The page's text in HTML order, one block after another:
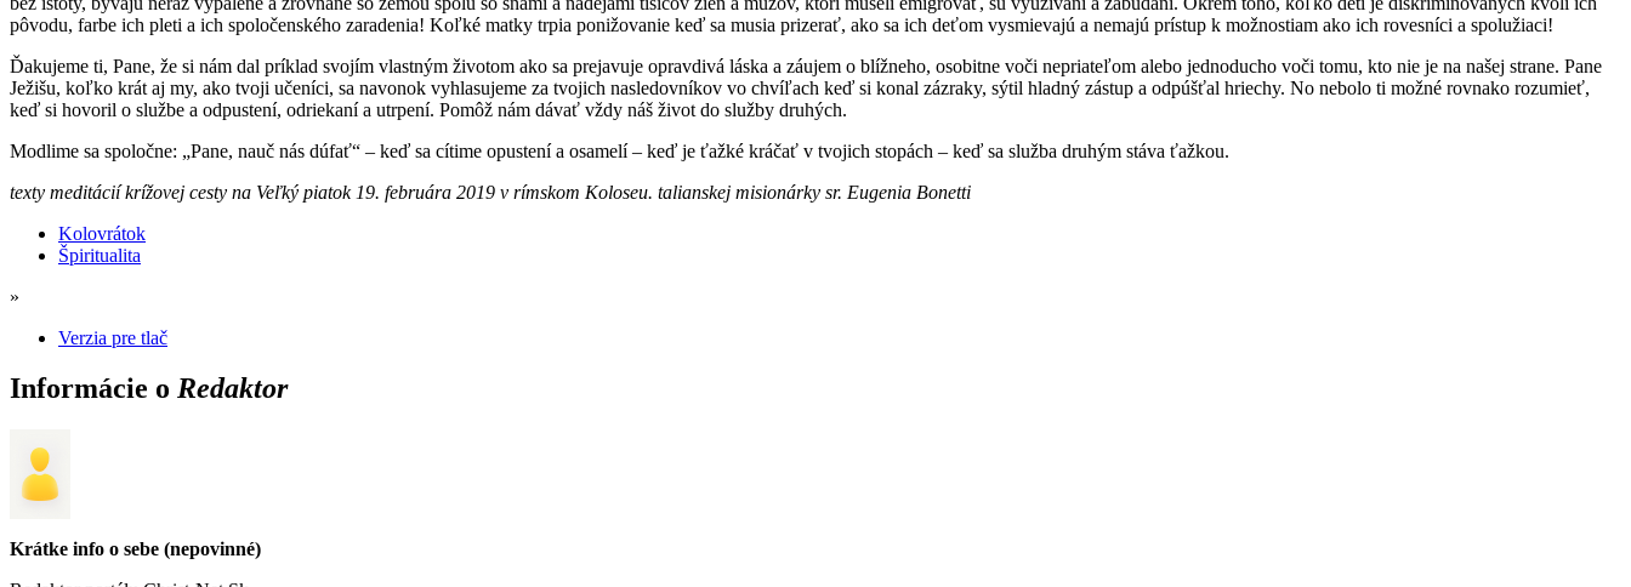
pôvodu, farbe ich pleti a ich spoločenského zaradenia! Koľké matky trpia ponižovanie keď sa musia prizerať, ako sa ich deťom vysmievajú a nemajú prístup k možnostiam ako ich rovesníci a spolužiaci!
Ďakujeme ti, Pane, že si nám dal príklad svojím vlastným životom ako sa prejavuje opravdivá láska a záujem o blížneho, osobitne voči nepriateľom alebo jednoducho voči tomu, kto nie je na našej strane. Pane
Ježišu, koľko krát aj my, ako tvoji učeníci, sa navonok vyhlasujeme za tvojich nasledovníkov vo chvíľach keď si konal zázraky, sýtil hladný zástup a odpúšťal hriechy. No nebolo ti možné rovnako rozumieť,
keď si hovoril o službe a odpustení, odriekaní a utrpení. Pomôž nám dávať vždy náš život do služby druhých.
Modlime sa spoločne: „Pane, nauč nás dúfať“ – keď sa cítime opustení a osamelí – keď je ťažké kráčať v tvojich stopách – keď sa služba druhým stáva ťažkou.
texty meditácií krížovej cesty na Veľký piatok 19. februára 2019 v rímskom Koloseu. talianskej misionárky sr. Eugenia Bonetti
Kolovrátok
Špiritualita
»
Verzia pre tlač
Informácie o Redaktor
Krátke info o sebe (nepovinné)